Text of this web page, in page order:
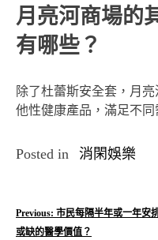
月亮河商場的
有哪些？
除了杜蕾斯安全套，月
他性健康產品，滿足不
Posted in 消閑娛樂
文
Previous: 市民每隔半年或一年安
或缺的醫學價值？